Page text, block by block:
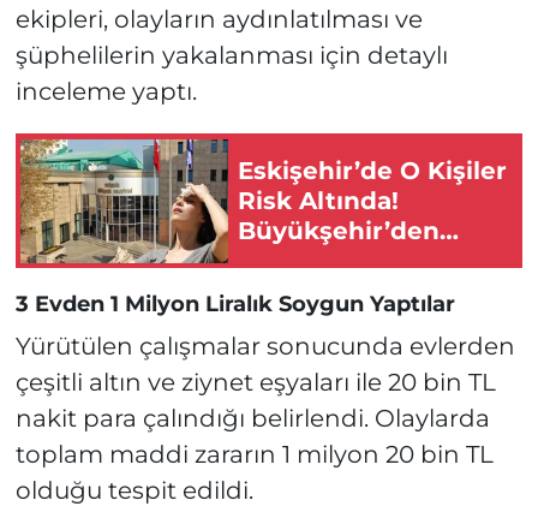
ekipleri, olayların aydınlatılması ve
şüphelilerin yakalanması için detaylı
inceleme yaptı.
Eskişehir’de O Kişiler
Risk Altında!
Büyükşehir’den
Hayati Uyarı!
3 Evden 1 Milyon Liralık Soygun Yaptılar
Yürütülen çalışmalar sonucunda evlerden
çeşitli altın ve ziynet eşyaları ile 20 bin TL
nakit para çalındığı belirlendi. Olaylarda
toplam maddi zararın 1 milyon 20 bin TL
olduğu tespit edildi.